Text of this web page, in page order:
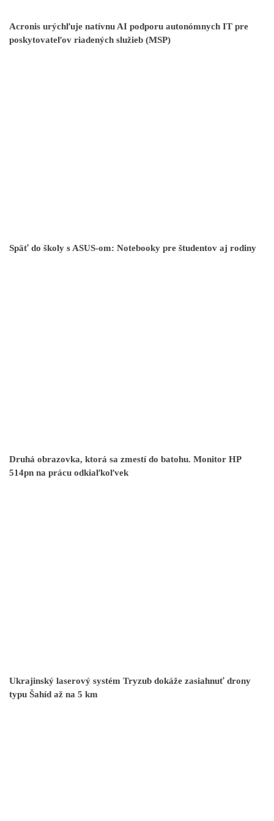
Acronis urýchľuje natívnu AI podporu autonómnych IT pre
poskytovateľov riadených služieb (MSP)
Späť do školy s ASUS-om: Notebooky pre študentov aj rodiny
Druhá obrazovka, ktorá sa zmestí do batohu. Monitor HP
514pn na prácu odkiaľkoľvek
Ukrajinský laserový systém Tryzub dokáže zasiahnuť drony
typu Šahíd až na 5 km